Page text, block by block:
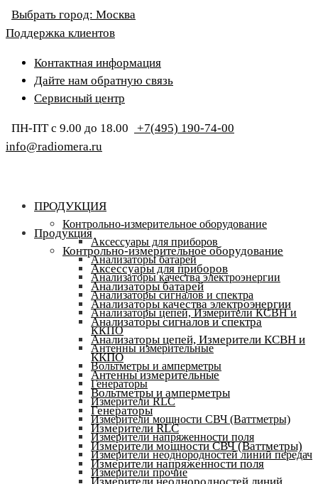
Выбрать город: Москва
Поддержка клиентов
Контактная информация
Дайте нам обратную связь
Сервисный центр
ПН-ПТ с 9.00 до 18.00
+7(495) 190-74-00
info@radiomera.ru
ПРОДУКЦИЯ
Контрольно-измерительное оборудование
Аксессуары для приборов
Анализаторы батарей
Анализаторы качества электроэнергии
Анализаторы сигналов и спектра
Анализаторы цепей, Измерители КСВН и
ККПО
Антенны измерительные
Вольтметры и амперметры
Генераторы
Измерители RLC
Измерители мощности СВЧ (Ваттметры)
Измерители напряженности поля
Измерители неоднородностей линий передач
Измерители прочие
Продукция
Контрольно-измерительное оборудование
Аксессуары для приборов
Анализаторы батарей
Анализаторы качества электроэнергии
Анализаторы сигналов и спектра
Анализаторы цепей, Измерители КСВН и
ККПО
Антенны измерительные
Вольтметры и амперметры
Генераторы
Измерители RLC
Измерители мощности СВЧ (Ваттметры)
Измерители напряженности поля